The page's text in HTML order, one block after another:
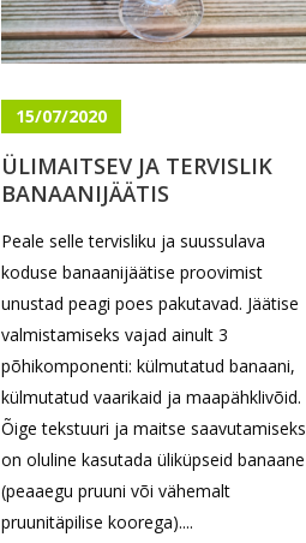
15/07/2020
ÜLIMAITSEV JA TERVISLIK
BANAANIJÄÄTIS
Peale selle tervisliku ja suussulava
koduse banaanijäätise proovimist
unustad peagi poes pakutavad. Jäätise
valmistamiseks vajad ainult 3
põhikomponenti: külmutatud banaani,
külmutatud vaarikaid ja maapähklivõid.
Õige tekstuuri ja maitse saavutamiseks
on oluline kasutada üliküpseid banaane
(peaaegu pruuni või vähemalt
pruunitäpilise koorega)....